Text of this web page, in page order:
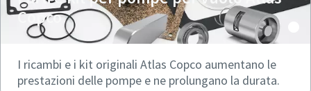
Copco
I ricambi e i kit originali Atlas Copco aumentano le
prestazioni delle pompe e ne prolungano la durata.